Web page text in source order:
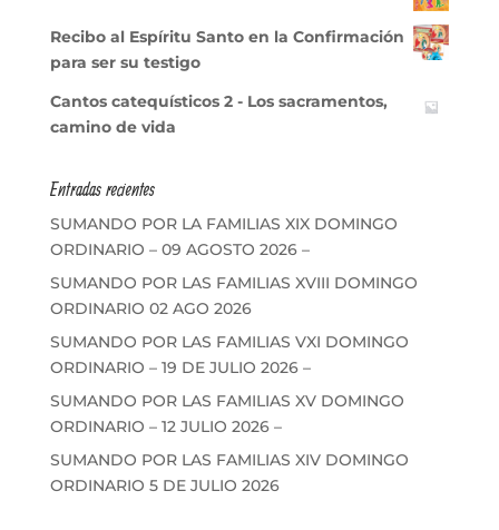
Recibo al Espíritu Santo en la Confirmación
para ser su testigo
Cantos catequísticos 2 - Los sacramentos,
camino de vida
Entradas recientes
SUMANDO POR LA FAMILIAS XIX DOMINGO
ORDINARIO – 09 AGOSTO 2026 –
SUMANDO POR LAS FAMILIAS XVIII DOMINGO
ORDINARIO 02 AGO 2026
SUMANDO POR LAS FAMILIAS VXI DOMINGO
ORDINARIO – 19 DE JULIO 2026 –
SUMANDO POR LAS FAMILIAS XV DOMINGO
ORDINARIO – 12 JULIO 2026 –
SUMANDO POR LAS FAMILIAS XIV DOMINGO
ORDINARIO 5 DE JULIO 2026